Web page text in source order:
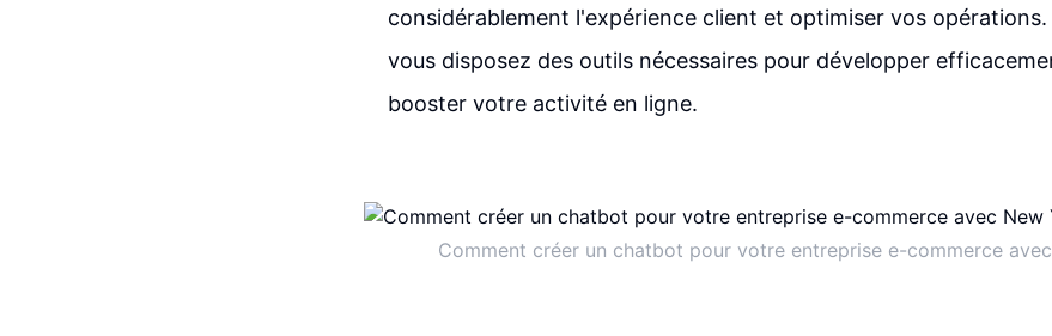
considérablement l'expérience client et optimiser vos opérations.
vous disposez des outils nécessaires pour développer
booster votre activité en ligne.
Comment créer un chatbot pour votre entreprise e-commerce